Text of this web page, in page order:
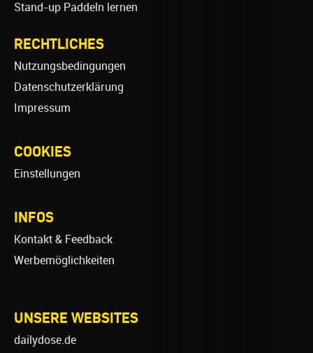
Stand-up Paddeln lernen
RECHTLICHES
Nutzungsbedingungen
Datenschutzerklärung
Impressum
COOKIES
Einstellungen
INFOS
Kontakt & Feedback
Werbemöglichkeiten
UNSERE WEBSITES
dailydose.de